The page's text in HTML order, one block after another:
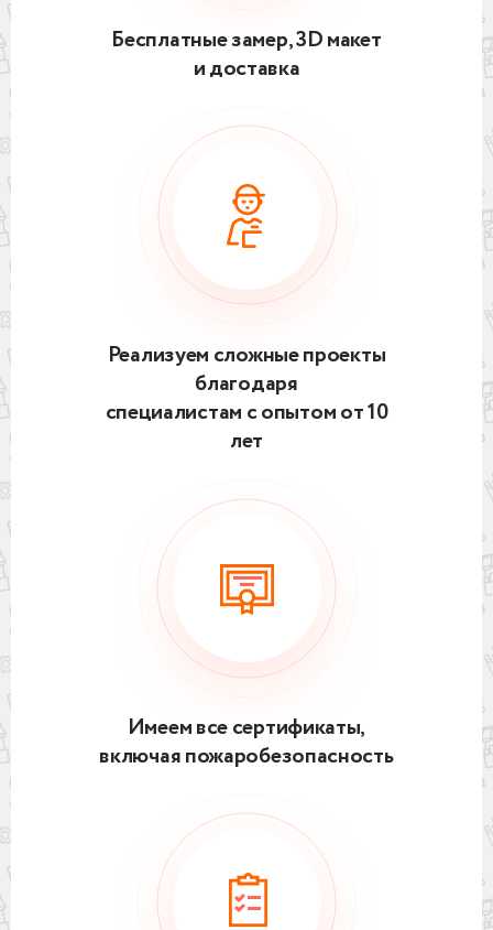
Бесплатные замер, 3D макет
и доставка
Реализуем сложные проекты
благодаря
специалистам с опытом от 10
лет
Имеем все сертификаты,
включая пожаробезопасность